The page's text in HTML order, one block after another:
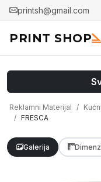
printsh@gmail.com
PRINT SHOP
Reklamni Materijal
FRESCA
Galerija